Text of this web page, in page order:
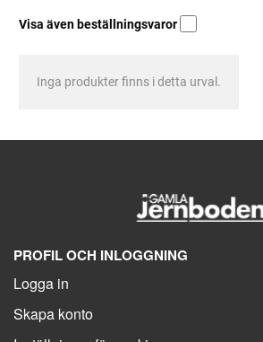
Visa även beställningsvaror
Inga produkter finns i detta urval.
PROFIL OCH INLOGGNING
Logga in
Skapa konto